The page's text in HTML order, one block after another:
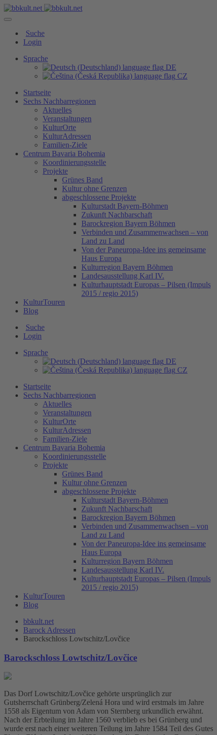
Suche
Login
Sprache
DE
CZ
Startseite
Sechs Nachbarregionen
Aktuelles
Veranstaltungen
KulturOrte
KulturAdressen
Familien-Ziele
Centrum Bavaria Bohemia
Koordinierungsstelle
Projekte
Grünes Band
Kultur ohne Grenzen
abgeschlossene Projekte
Kulturstadt Bayern-Böhmen
Zukunft Nachbarschaft
Barockregion Bayern Böhmen
Verbinden und Zusammenwachsen – von
Land zu Land
Von der Paneuropa-Idee ins gemeinsame
Haus Europa
Kulturregion Bayern Böhmen
Landesausstellung Karl IV.
Kulturhauptstadt Europas – Pilsen (Impuls
2015 / regio 2015)
KulturTouren
Blog
Suche
Login
Sprache
DE
CZ
Startseite
Sechs Nachbarregionen
Aktuelles
Veranstaltungen
KulturOrte
KulturAdressen
Familien-Ziele
Centrum Bavaria Bohemia
Koordinierungsstelle
Projekte
Grünes Band
Kultur ohne Grenzen
abgeschlossene Projekte
Kulturstadt Bayern-Böhmen
Zukunft Nachbarschaft
Barockregion Bayern Böhmen
Verbinden und Zusammenwachsen – von
Land zu Land
Von der Paneuropa-Idee ins gemeinsame
Haus Europa
Kulturregion Bayern Böhmen
Landesausstellung Karl IV.
Kulturhauptstadt Europas – Pilsen (Impuls
2015 / regio 2015)
KulturTouren
Blog
bbkult.net
Barock Adressen
Barockschloss Lowtschitz/Lovčice
Barockschloss Lowtschitz/Lovčice
Das Dorf Lowtschitz/Lovčice gehörte ursprünglich zur
Gutsherrschaft Grünberg/Zelená Hora und wird erstmals im Jahre
1558 als Eigentum von Adam von Sternberg urkundlich erwähnt.
Nach der Erbteilung im Jahre 1560 verblieb es bei Grünberg und
wurde erst nach einer weiteren Teilung im Jahre 1584 Teil des Gutes